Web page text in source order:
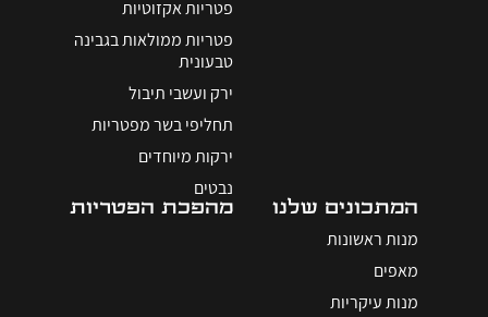
פטריות אקזוטיות
פטריות ממולאות בגבינה
טבעונית
ירק ועשבי תיבול
תחליפי בשר מפטריות
ירקות מיוחדים
נבטים
המתכונים שלנו
מנות ראשונות
מאפים
מנות עיקריות
מהפכת הפטריות